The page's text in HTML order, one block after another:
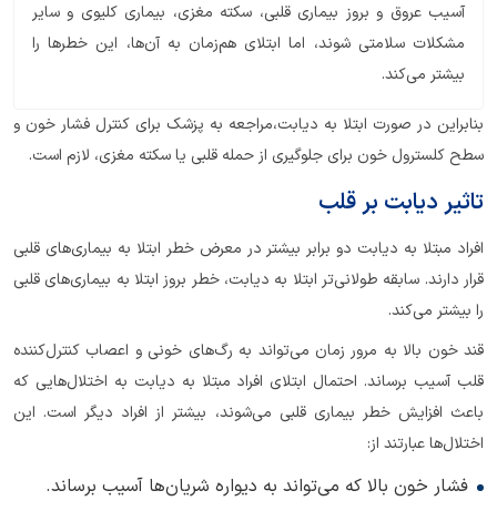
آسیب عروق و بروز بیماری قلبی، سکته مغزی، بیماری کلیوی و سایر
مشکلات سلامتی شوند، اما ابتلای هم‌زمان به آن‌ها، این خطرها را
بیشتر می‌کند.
بنابراین در صورت ابتلا به دیابت،مراجعه به پزشک برای کنترل فشار خون و
سطح کلسترول خون برای جلوگیری از حمله قلبی یا سکته مغزی، لازم است.
تاثیر دیابت بر قلب
افراد مبتلا به دیابت دو برابر بیشتر در معرض خطر ابتلا به بیماری‌های قلبی
قرار دارند. سابقه طولانی‌تر ابتلا به دیابت، خطر بروز ابتلا به بیماری‌های قلبی
را بیشتر می‌کند.
قند خون بالا به مرور زمان می‌تواند به رگ‌های خونی و اعصاب کنترل‌کننده
قلب آسیب برساند. احتمال ابتلای افراد مبتلا به دیابت به اختلال‌هایی که
باعث افزایش خطر بیماری قلبی می‌شوند، بیشتر از افراد دیگر است. این
اختلال‌ها عبارتند از:
فشار خون بالا که می‌تواند به دیواره شریان‌ها آسیب برساند.